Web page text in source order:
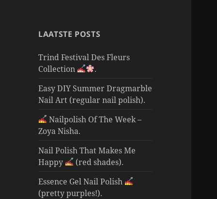
LAATSTE POSTS
Trind Festival Des Fleurs
Collection
.
Easy DIY Summer Dragmarble
Nail Art (regular nail polish).
Nailpolish Of The Week –
Zoya Nisha.
Nail Polish That Makes Me
Happy
(red shades).
Essence Gel Nail Polish
(pretty purples!).